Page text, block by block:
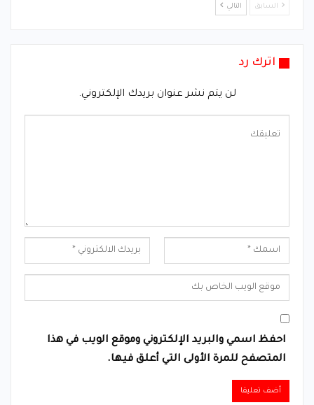
السابق التالي
اترك رد
لن يتم نشر عنوان بريدك الإلكتروني.
احفظ اسمي والبريد الإلكتروني وموقع الويب في هذا
المتصفح للمرة الأولى التي أعلق فيها.